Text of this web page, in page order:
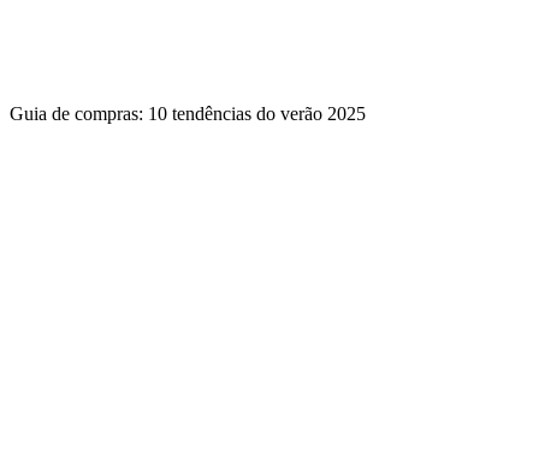
Guia de compras: 10 tendências do verão 2025